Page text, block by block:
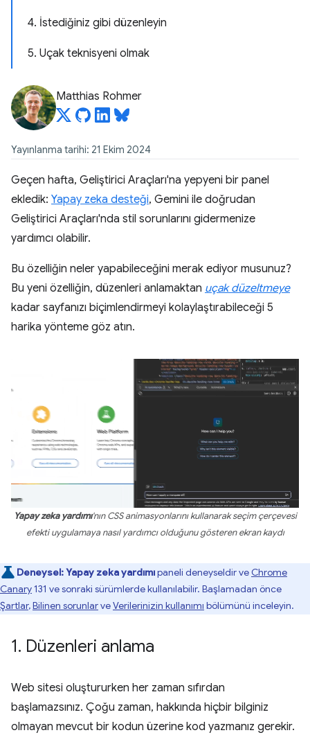
4. İstediğiniz gibi düzenleyin
5. Uçak teknisyeni olmak
Matthias Rohmer
Yayınlanma tarihi: 21 Ekim 2024
Geçen hafta, Geliştirici Araçları'na yepyeni bir panel
ekledik: Yapay zeka desteği, Gemini ile doğrudan
Geliştirici Araçları'nda stil sorunlarını gidermenize
yardımcı olabilir.
Bu özelliğin neler yapabileceğini merak ediyor musunuz?
Bu yeni özelliğin, düzenleri anlamaktan uçak düzeltmeye
kadar sayfanızı biçimlendirmeyi kolaylaştırabileceği 5
harika yönteme göz atın.
Yapay zeka yardımı'nın CSS animasyonlarını kullanarak seçim çerçevesi
efekti uygulamaya nasıl yardımcı olduğunu gösteren ekran kaydı
Deneysel:Yapay zeka yardımıpaneli deneyseldir ve Chrome
Canary131 ve sonraki sürümlerde kullanılabilir. Başlamadan önce
Şartlar,Bilinen sorunlarveVerilerinizin kullanımı bölümünü inceleyin.
1. Düzenleri anlama
Web sitesi oluştururken her zaman sıfırdan
başlamazsınız. Çoğu zaman, hakkında hiçbir bilginiz
olmayan mevcut bir kodun üzerine kod yazmanız gerekir.